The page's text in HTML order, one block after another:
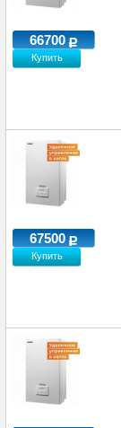
66700
Купить
67500
Купить